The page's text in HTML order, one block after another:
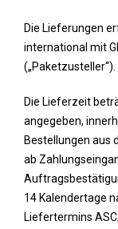
Die Lieferungen
international mit
(„Paketzusteller“).
Die Lieferzeit
angegeben,
Bestellungen aus
ab
14 Kalendertage
Liefertermins